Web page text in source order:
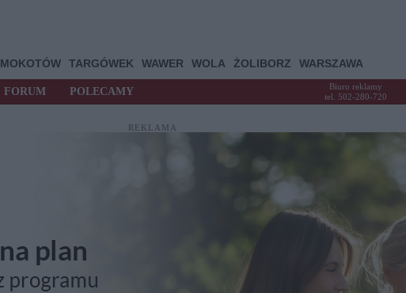
MOKOTÓW TARGÓWEK WAWER WOLA ŻOLIBORZ WARSZAWA
FORUM POLECAMY
Biuro reklamy
tel. 502-280-720
REKLAMA